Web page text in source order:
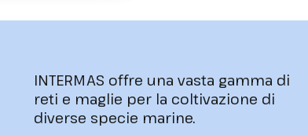
INTERMAS offre una vasta gamma di
reti e maglie per la coltivazione di
diverse specie marine.